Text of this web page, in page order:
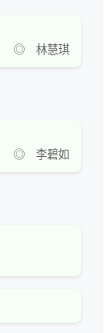
◎ 林慧琪
◎ 李碧如